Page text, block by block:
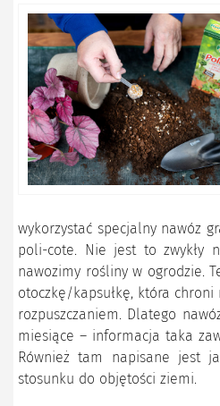
wykorzystać specjalny nawóz
poli-cote. Nie jest to zwykły
nawozimy rośliny w ogrodzie.
otoczkę/kapsułkę, która chroni
rozpuszczaniem. Dlatego
miesiące – informacja taka
Również tam napisane jest
stosunku do objętości ziemi.